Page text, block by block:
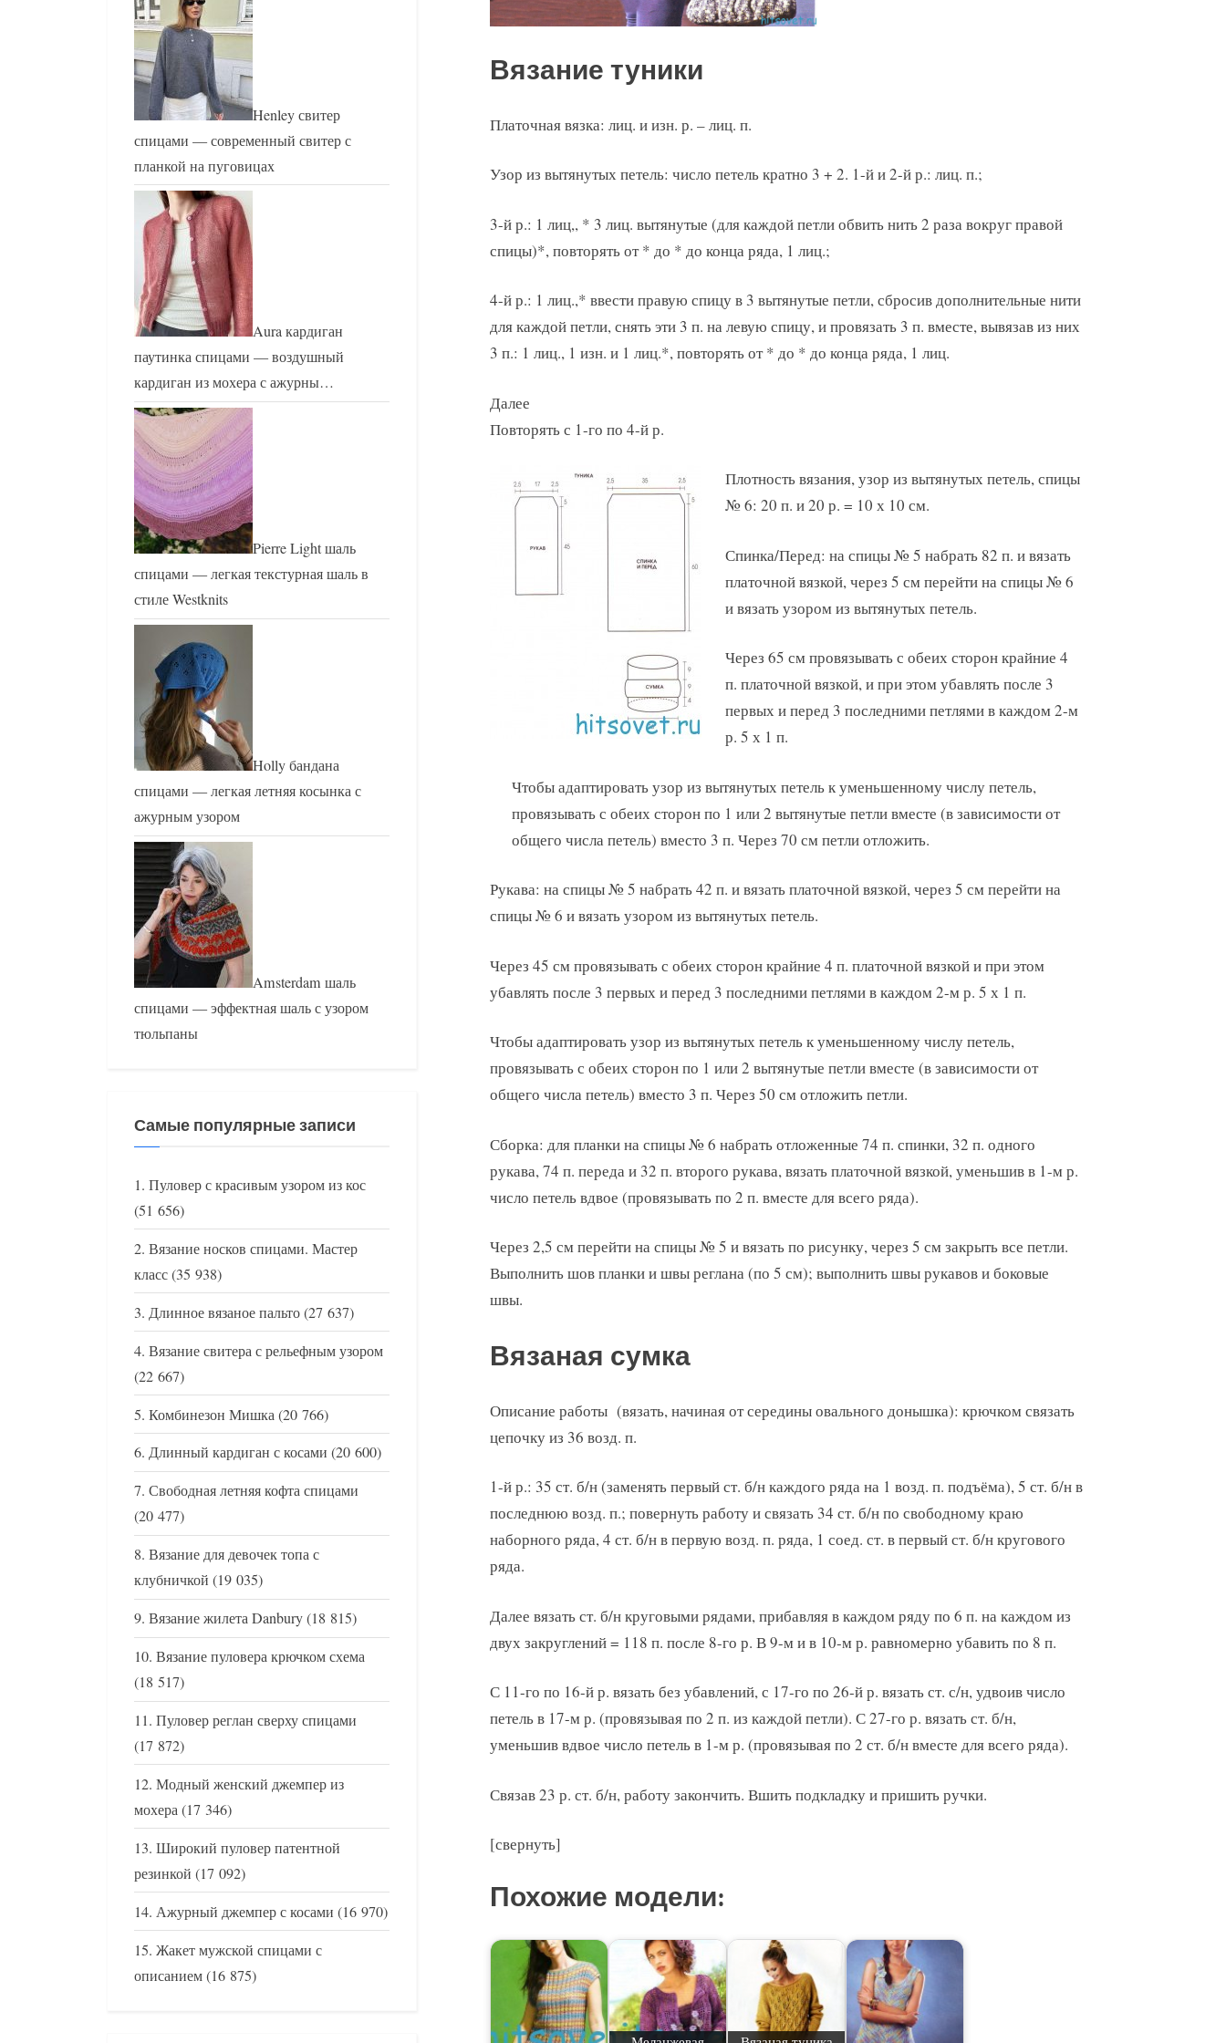
Вязание туники
Платочная вязка: лиц. и изн. р. – лиц. п.
Узор из вытянутых петель: число петель кратно 3 + 2. 1-й и 2-й р.: лиц. п.;
3-й р.: 1 лиц,, * 3 лиц. вытянутые (для каждой петли обвить нить 2 раза вокруг правой
спицы)*, повторять от * до * до конца ряда, 1 лиц.;
4-й р.: 1 лиц.,* ввести правую спицу в 3 вытянутые петли, сбросив дополнительные нити
для каждой петли, снять эти 3 п. на левую спицу, и провязать 3 п. вместе, вывязав из них
3 п.: 1 лиц., 1 изн. и 1 лиц.*, повторять от * до * до конца ряда, 1 лиц.
Далее
Повторять с 1-го по 4-й р.
Плотность вязания, узор из вытянутых петель, спицы
№ 6: 20 п. и 20 р. = 10 х 10 см.
Спинка/Перед: на спицы № 5 набрать 82 п. и вязать
платочной вязкой, через 5 см перейти на спицы № 6
и вязать узором из вытянутых петель.
Через 65 см провязывать с обеих сторон крайние 4
п. платочной вязкой, и при этом убавлять после 3
первых и перед 3 последними петлями в каждом 2-м
р. 5 х 1 п.
Чтобы адаптировать узор из вытянутых петель к уменьшенному числу петель,
провязывать с обеих сторон по 1 или 2 вытянутые петли вместе (в зависимости от
общего числа петель) вместо 3 п. Через 70 см петли отложить.
Рукава: на спицы № 5 набрать 42 п. и вязать платочной вязкой, через 5 см перейти на
спицы № 6 и вязать узором из вытянутых петель.
Через 45 см провязывать с обеих сторон крайние 4 п. платочной вязкой и при этом
убавлять после 3 первых и перед 3 последними петлями в каждом 2-м р. 5 х 1 п.
Чтобы адаптировать узор из вытянутых петель к уменьшенному числу петель,
провязывать с обеих сторон по 1 или 2 вытянутые петли вместе (в зависимости от
общего числа петель) вместо 3 п. Через 50 см отложить петли.
Сборка: для планки на спицы № 6 набрать отложенные 74 п. спинки, 32 п. одного
рукава, 74 п. переда и 32 п. второго рукава, вязать платочной вязкой, уменьшив в 1-м р.
число петель вдвое (провязывать по 2 п. вместе для всего ряда).
Через 2,5 см перейти на спицы № 5 и вязать по рисунку, через 5 см закрыть все петли.
Выполнить шов планки и швы реглана (по 5 см); выполнить швы рукавов и боковые
швы.
Вязаная сумка
Описание работы (вязать, начиная от середины овального донышка): крючком связать
цепочку из 36 возд. п.
1-й р.: 35 ст. б/н (заменять первый ст. б/н каждого ряда на 1 возд. п. подъёма), 5 ст. б/н в
последнюю возд. п.; повернуть работу и связать 34 ст. б/н по свободному краю
наборного ряда, 4 ст. б/н в первую возд. п. ряда, 1 соед. ст. в первый ст. б/н кругового
ряда.
Далее вязать ст. б/н круговыми рядами, прибавляя в каждом ряду по 6 п. на каждом из
двух закруглений = 118 п. после 8-го р. В 9-м и в 10-м р. равномерно убавить по 8 п.
С 11-го по 16-й р. вязать без убавлений, с 17-го по 26-й р. вязать ст. с/н, удвоив число
петель в 17-м р. (провязывая по 2 п. из каждой петли). С 27-го р. вязать ст. б/н,
уменьшив вдвое число петель в 1-м р. (провязывая по 2 ст. б/н вместе для всего ряда).
Связав 23 р. ст. б/н, работу закончить. Вшить подкладку и пришить ручки.
[свернуть]
Похожие модели:
Henley свитер
спицами — современный свитер с
планкой на пуговицах
Aura кардиган
паутинка спицами — воздушный
кардиган из мохера с ажурны…
Pierre Light шаль
спицами — легкая текстурная шаль в
стиле Westknits
Holly бандана
спицами — легкая летняя косынка с
ажурным узором
Amsterdam шаль
спицами — эффектная шаль с узором
тюльпаны
Самые популярные записи
Пуловер с красивым узором из кос
(51 656)
Вязание носков спицами. Мастер
класс(35 938)
Длинное вязаное пальто(27 637)
Вязание свитера с рельефным узором
(22 667)
Комбинезон Мишка(20 766)
Длинный кардиган с косами (20 600)
Свободная летняя кофта спицами
(20 477)
Вязание для девочек топа с
клубничкой (19 035)
Вязание жилета Danbury(18 815)
Вязание пуловера крючком схема
(18 517)
Пуловер реглан сверху спицами
(17 872)
Модный женский джемпер из
мохера(17 346)
Широкий пуловер патентной
резинкой (17 092)
Ажурный джемпер с косами (16 970)
Жакет мужской спицами с
описанием(16 875)